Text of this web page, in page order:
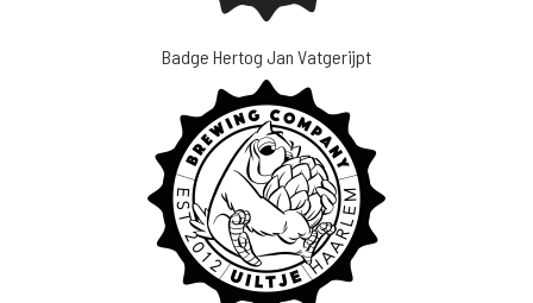
Badge Hertog Jan Vatgerijpt